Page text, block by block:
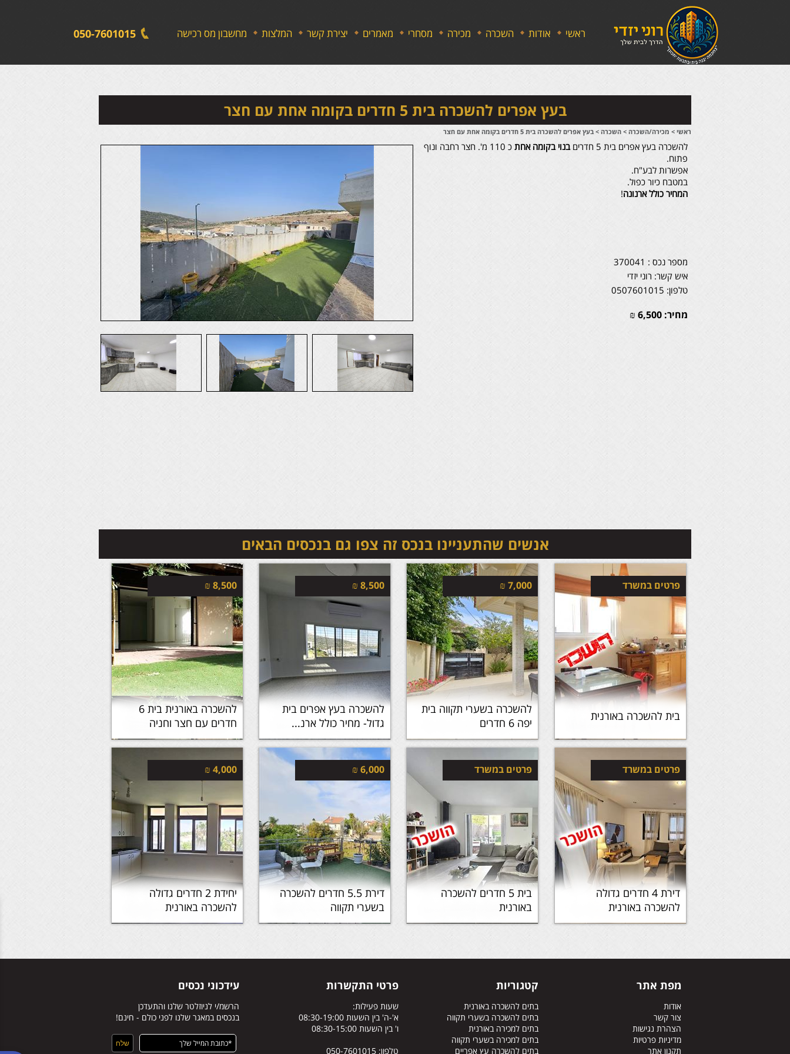
ראשי אודות השכרה מכירה מסחרי מאמרים יצירת קשר המלצות מחשבון מס רכישה 050-7601015
בעץ אפרים להשכרה בית 5 חדרים בקומה אחת עם חצר
ראשי > מכירה/השכרה > השכרה > בעץ אפרים להשכרה בית 5 חדרים בקומה אחת עם חצר
להשכרה בעץ אפרים בית 5 חדרים בנוי בקומה אחת
כ 110 מ'. חצר רחבה ונוף
פתוח.
אפשרות לבע"ח.
במטבח כיור כפול.
המחיר כולל ארנונה!
מספר נכס : 370041
איש קשר: רוני יזדי
טלפון: 0507601015
מחיר: 6,500
₪
אנשים שהתעניינו בנכס זה צפו גם בנכסים הבאים
פרטים במשרד
בית להשכרה באורנית
7,000
₪
להשכרה בשערי תקווה בית
יפה 6 חדרים
8,500
₪
להשכרה בעץ אפרים בית
גדול- מחיר כולל ארנ...
8,500
₪
להשכרה באורנית בית 6
חדרים עם חצר וחניה
פרטים במשרד
דירת 4 חדרים גדולה
להשכרה באורנית
פרטים במשרד
בית 5 חדרים להשכרה
באורנית
6,000
₪
דירת 5.5 חדרים להשכרה
בשערי תקווה
4,000
₪
יחידת 2 חדרים גדולה
להשכרה באורנית
מפת אתר קטגוריות פרטי התקשרות עידכוני נכסים
אודות
צור קשר
הצהרת נגישות
מדיניות פרטיות
תקנון אתר
בתים להשכרה באורנית
בתים להשכרה בשערי תקווה
בתים למכירה באורנית
בתים למכירה בשערי תקווה
בתים להשכרה עץ אפריים
שעות פעילות:
א'-ה' בין השעות 08:30-19:00
ו' בין השעות 08:30-15:00
טלפון: 050-7601015
הרשמ/י לניוזלטר שלנו והתעדכן
בנכסים במאגר שלנו לפני כולם - חינם!